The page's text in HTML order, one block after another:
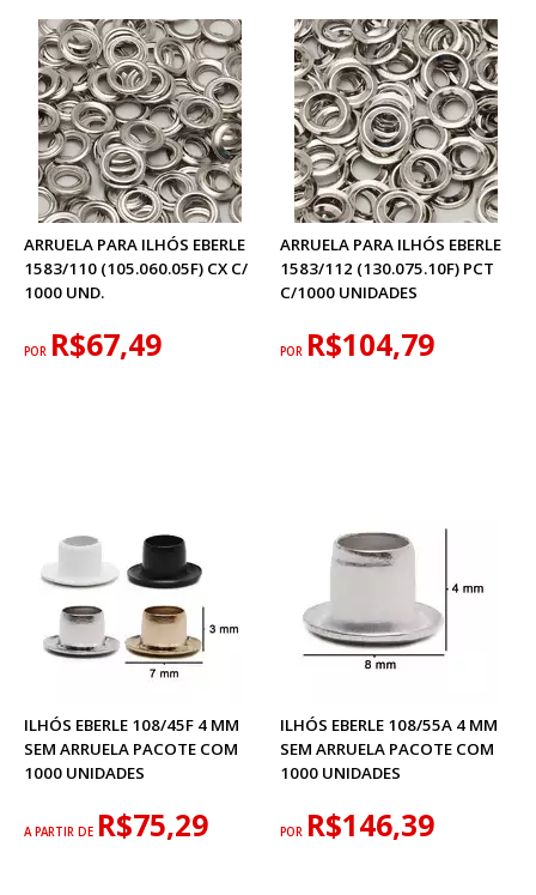
ARRUELA PARA ILHÓS EBERLE
1583/110 (105.060.05F) CX C/
1000 UND.
POR R$67,49
ARRUELA PARA ILHÓS EBERLE
1583/112 (130.075.10F) PCT
C/1000 UNIDADES
POR R$104,79
ILHÓS EBERLE 108/45F 4 MM
SEM ARRUELA PACOTE COM
1000 UNIDADES
A PARTIR DE R$75,29
ILHÓS EBERLE 108/55A 4 MM
SEM ARRUELA PACOTE COM
1000 UNIDADES
POR R$146,39